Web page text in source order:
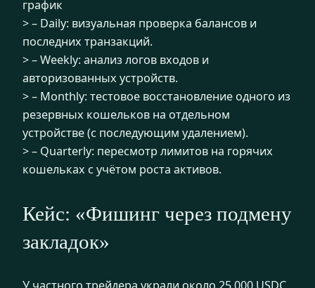
график
> – Daily: визуальная проверка балансов и
последних транзакций.
> – Weekly: анализ логов входов и
авторизованных устройств.
> – Monthly: тестовое восстановление одного из
резервных кошельков на отдельном
устройстве (с последующим удалением).
> – Quarterly: пересмотр лимитов на горячих
кошельках с учётом роста активов.
Кейс: «Фишинг через подмену
закладок»